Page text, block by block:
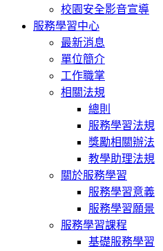
校園安全影音宣導
服務學習中心
最新消息
單位簡介
工作職掌
相關法規
總則
服務學習法規
獎勵相關辦法
教學助理法規
關於服務學習
服務學習意義
服務學習願景
服務學習課程
基礎服務學習